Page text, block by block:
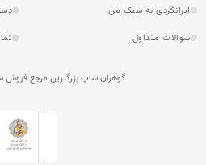
ایرانگردی به سبک من
سوالات متداول
گوهران شاپ بزرگترین مرجع